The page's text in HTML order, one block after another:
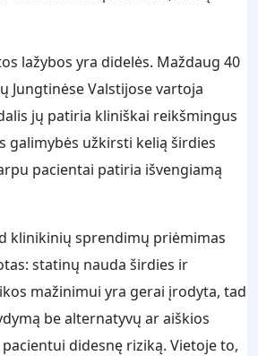
lažybos yra didelės. Maždaug 40
Jungtinėse Valstijose vartoja
jų patiria kliniškai reikšmingus
galimybės užkirsti kelią širdies
pacientai patiria išvengiamą
klinikinių sprendimų priėmimas
statinų nauda širdies ir
mažinimui yra gerai įrodyta, tad
be alternatyvų ar aiškios
didesnę riziką. Vietoje to,